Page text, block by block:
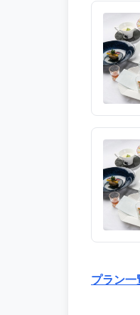
プラン一